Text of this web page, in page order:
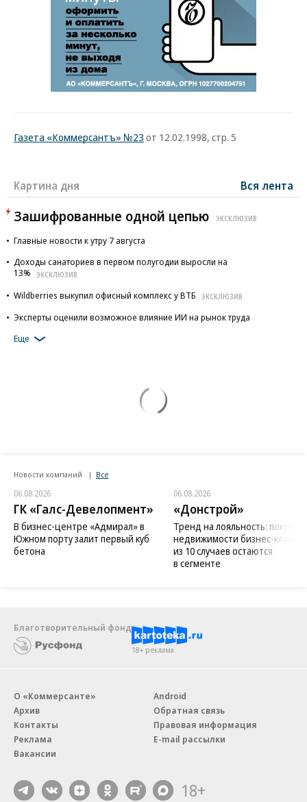
Газета «Коммерсантъ» №23 от 12.02.1998, стр. 5
Картина дня Вся лента
Зашифрованные одной цепью ЭКСКЛЮЗИВ
Главные новости к утру 7 августа
Доходы санаториев в первом полугодии выросли на
13%
ЭКСКЛЮЗИВ
Wildberries выкупил офисный комплекс у ВТБ ЭКСКЛЮЗИВ
Эксперты оценили возможное влияние ИИ на рынок труда
Еще
Новости компаний Все
06.08.2026
ГК «Галс-Девелопмент»
В бизнес-центре «Адмирал» в
Южном порту залит первый куб
бетона
06.08.2026
«Донстрой»
Тренд на лояльность:
недвижимости бизнес-класса
из 10 случаев остаются
в сегменте
Благотворительный фонд
18+ реклама
О «Коммерсанте»
Архив
Контакты
Реклама
Вакансии
Android
Обратная связь
Правовая информация
E-mail рассылки
18+